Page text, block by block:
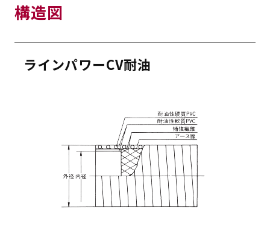
構造図
ラインパワーCV耐油